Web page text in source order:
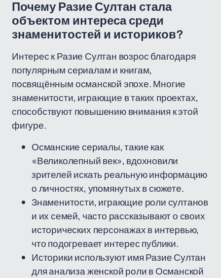
Почему Разие Султан стала
объектом интереса среди
знаменитостей и историков?
Интерес к Разие Султан возрос благодаря
популярным сериалам и книгам,
посвящённым османской эпохе. Многие
знаменитости, играющие в таких проектах,
способствуют повышению внимания к этой
фигуре.
Османские сериалы, такие как
«Великолепный век», вдохновили
зрителей искать реальную информацию
о личностях, упомянутых в сюжете.
Знаменитости, играющие роли султанов
и их семей, часто рассказывают о своих
исторических персонажах в интервью,
что подогревает интерес публики.
Историки используют имя Разие Султан
для анализа женской роли в Османской